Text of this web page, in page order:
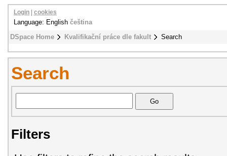
DSpace Home Kvalifikační práce dle fakult Search
Login cookies
Language: English čeština
Search
Filters